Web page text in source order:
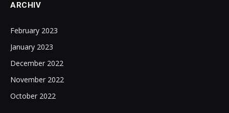
ARCHIV
February 2023
January 2023
December 2022
November 2022
October 2022